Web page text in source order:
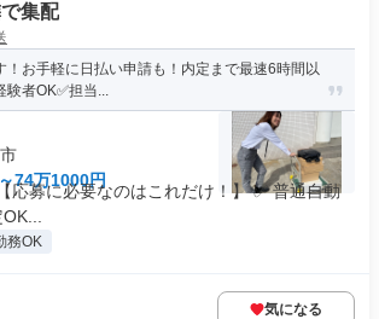
集配
！お手軽に日払い申請も！内定まで最速6時間以
験者OK✅担当...
74万1000円
応募に必要なのはこれだけ！】 ✅ 普通自動
務OK
気になる